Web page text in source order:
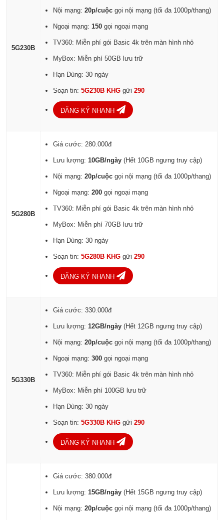
5G230B
Nội mạng:20p/cuộc gọi nội mạng (tối đa 1000p/thang)
Ngoại mạng:150gọi ngoại mạng
TV360: Miễn phí gói Basic 4k trên màn hình nhỏ
MyBox: Miễn phí 50GB lưu trữ
Hạn Dùng: 30 ngày
Soạn tin:5G230B KHGgửi290
ĐĂNG KÝ NHANH
5G280B
Giá cước: 280.000đ
Lưu lượng:10GB/ngày (Hết 10GB ngưng truy cập)
Nội mạng:20p/cuộc gọi nội mạng (tối đa 1000p/thang)
Ngoại mạng:200gọi ngoại mạng
TV360: Miễn phí gói Basic 4k trên màn hình nhỏ
MyBox: Miễn phí 70GB lưu trữ
Hạn Dùng: 30 ngày
Soạn tin:5G280B KHGgửi290
ĐĂNG KÝ NHANH
5G330B
Giá cước: 330.000đ
Lưu lượng:12GB/ngày (Hết 12GB ngưng truy cập)
Nội mạng:20p/cuộc gọi nội mạng (tối đa 1000p/thang)
Ngoại mạng:300gọi ngoại mạng
TV360: Miễn phí gói Basic 4k trên màn hình nhỏ
MyBox: Miễn phí 100GB lưu trữ
Hạn Dùng: 30 ngày
Soạn tin:5G330B KHGgửi290
ĐĂNG KÝ NHANH
Giá cước: 380.000đ
Lưu lượng:15GB/ngày (Hết 15GB ngưng truy cập)
Nội mạng:20p/cuộc gọi nội mạng (tối đa 1000p/thang)